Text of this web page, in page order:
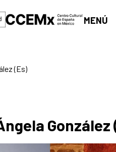
MENÚ
(Es)
González